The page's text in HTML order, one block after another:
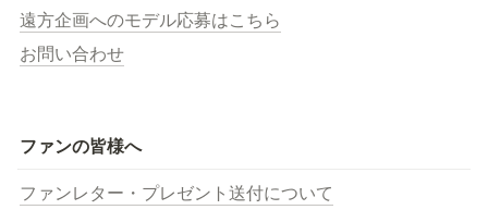
遠方企画へのモデル応募はこちら
お問い合わせ
ファンの皆様へ
ファンレター・プレゼント送付について